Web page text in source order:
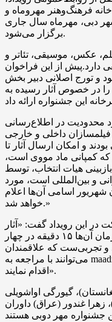
فرهنگ‌وهنر مهروماه و
دبی، مهرماه سال جاری
برگزار می‌شود.
عکس، موسیقی، تئاتر و
دارد.پیش از این فراخوان
و تورج اصلانی دبیر بخش
را در خصوص آثار رسیده به
محدودیت در اطلاع‌رسانی
تاکنون حدود ۱۲۰ اثر از فیلمسازان داخلی و خارجی
و امکان ارسال آثار تا
که کمپانی ماد مووی است،
هیات انتخاب، توسط
و بین‌المللی است، مورد
اسامی آن‌ها اعلام
خواهد شد.»
این رویداد گفت: «آثار
ارسالی با موضوع مادر است و حداکثر زمان آن‌ها ۱۵ دقیقه در چهار
و تجربی‌ست که علاقمندان
می‌توانند با مراجعه به maadmovie.com نسبت به ثبت‌نام اثر خود
اقدام نمایند».
گیورگی اواشویلی
زهرا غندور (عراق) داوران